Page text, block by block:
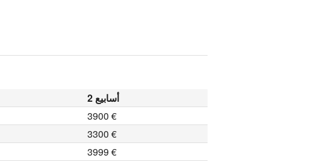
2 أسابيع
3900 €
3300 €
3999 €